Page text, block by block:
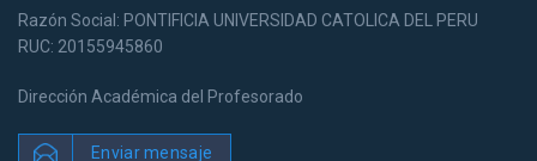
Razón Social: PONTIFICIA UNIVERSIDAD CATOLICA DEL PERU
RUC: 20155945860
Dirección Académica del Profesorado
Enviar mensaje